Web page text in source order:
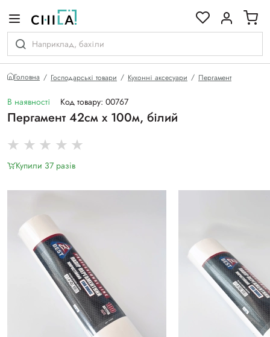
Головна Господарські товари Кухонні аксесуари Пергамент
В наявності Код товару: 00767
Пергамент 42см х 100м, білий
Купили 37 разiв
гамі